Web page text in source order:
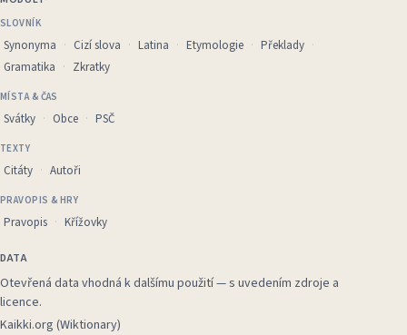
SLOVNÍK
Synonyma Cizí slova Latina Etymologie
Překlady
Gramatika
Zkratky
MÍSTA & ČAS
Svátky Obce PSČ
TEXTY
Citáty Autoři
PRAVOPIS & HRY
Pravopis Křížovky
DATA
Otevřená data vhodná k dalšímu použití — s uvedením zdroje a
licence.
Kaikki.org (Wiktionary)